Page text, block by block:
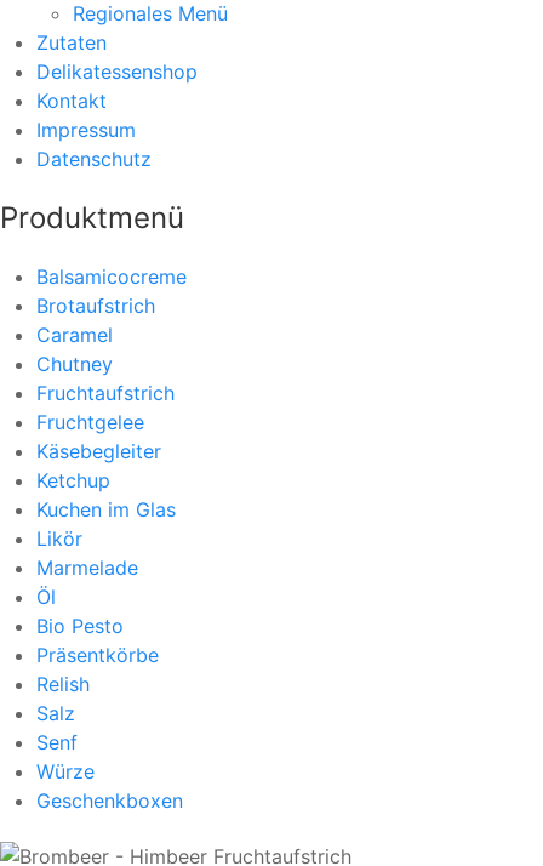
Regionales Menü
Zutaten
Delikatessenshop
Kontakt
Impressum
Datenschutz
Produktmenü
Balsamicocreme
Brotaufstrich
Caramel
Chutney
Fruchtaufstrich
Fruchtgelee
Käsebegleiter
Ketchup
Kuchen im Glas
Likör
Marmelade
Öl
Bio Pesto
Präsentkörbe
Relish
Salz
Senf
Würze
Geschenkboxen